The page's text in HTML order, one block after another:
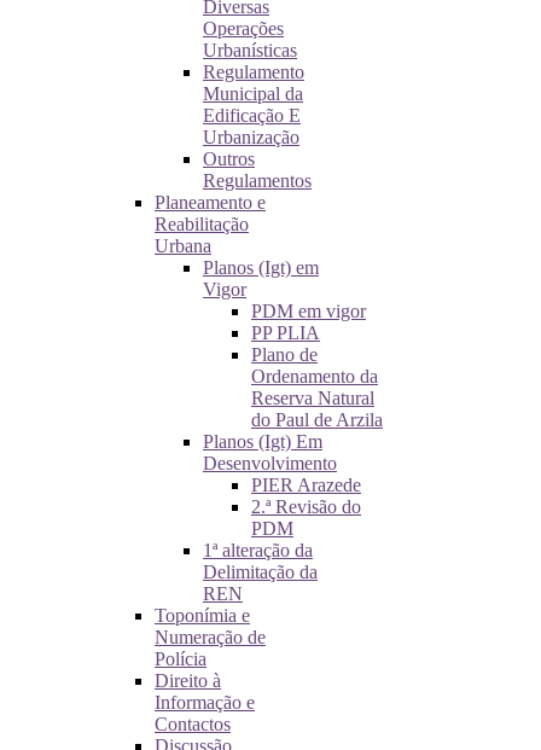
Diversas
Operações
Urbanísticas
Regulamento
Municipal da
Edificação E
Urbanização
Outros
Regulamentos
Planeamento e
Reabilitação
Urbana
Planos (Igt) em
Vigor
PDM em vigor
PP PLIA
Plano de
Ordenamento da
Reserva Natural
do Paul de Arzila
Planos (Igt) Em
Desenvolvimento
PIER Arazede
2.ª Revisão do
PDM
1ª alteração da
Delimitação da
REN
Toponímia e
Numeração de
Polícia
Direito à
Informação e
Contactos
Discussão